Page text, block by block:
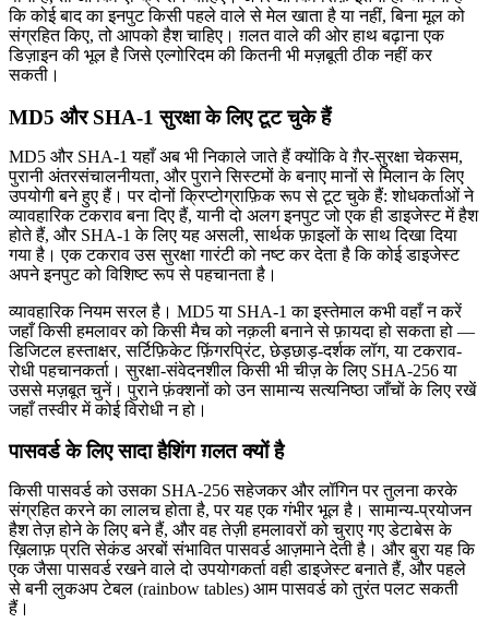
कि कोई बाद का इनपुट किसी पहले वाले से मेल खाता है या नहीं, बिना मूल को
संग्रहित किए, तो आपको हैश चाहिए। ग़लत वाले की ओर हाथ बढ़ाना एक
डिज़ाइन की भूल है जिसे एल्गोरिदम की कितनी भी मज़बूती ठीक नहीं कर
सकती।
MD5 और SHA-1 सुरक्षा के लिए टूट चुके हैं
MD5 और SHA-1 यहाँ अब भी निकाले जाते हैं क्योंकि वे ग़ैर-सुरक्षा चेकसम,
पुरानी अंतरसंचालनीयता, और पुराने सिस्टमों के बनाए मानों से मिलान के लिए
उपयोगी बने हुए हैं। पर दोनों क्रिप्टोग्राफ़िक रूप से टूट चुके हैं: शोधकर्ताओं ने
व्यावहारिक टकराव बना दिए हैं, यानी दो अलग इनपुट जो एक ही डाइजेस्ट में हैश
होते हैं, और SHA-1 के लिए यह असली, सार्थक फ़ाइलों के साथ दिखा दिया
गया है। एक टकराव उस सुरक्षा गारंटी को नष्ट कर देता है कि कोई डाइजेस्ट
अपने इनपुट को विशिष्ट रूप से पहचानता है।
व्यावहारिक नियम सरल है। MD5 या SHA-1 का इस्तेमाल कभी वहाँ न करें
जहाँ किसी हमलावर को किसी मैच को नक़ली बनाने से फ़ायदा हो सकता हो —
डिजिटल हस्ताक्षर, सर्टिफ़िकेट फ़िंगरप्रिंट, छेड़छाड़-दर्शक लॉग, या टकराव-
रोधी पहचानकर्ता। सुरक्षा-संवेदनशील किसी भी चीज़ के लिए SHA-256 या
उससे मज़बूत चुनें। पुराने फ़ंक्शनों को उन सामान्य सत्यनिष्ठा जाँचों के लिए रखें
जहाँ तस्वीर में कोई विरोधी न हो।
पासवर्ड के लिए सादा हैशिंग ग़लत क्यों है
किसी पासवर्ड को उसका SHA-256 सहेजकर और लॉगिन पर तुलना करके
संग्रहित करने का लालच होता है, पर यह एक गंभीर भूल है। सामान्य-प्रयोजन
हैश तेज़ होने के लिए बने हैं, और वह तेज़ी हमलावरों को चुराए गए डेटाबेस के
ख़िलाफ़ प्रति सेकंड अरबों संभावित पासवर्ड आज़माने देती है। और बुरा यह कि
एक जैसा पासवर्ड रखने वाले दो उपयोगकर्ता वही डाइजेस्ट बनाते हैं, और पहले
से बनी लुकअप टेबल (rainbow tables) आम पासवर्ड को तुरंत पलट सकती
हैं।